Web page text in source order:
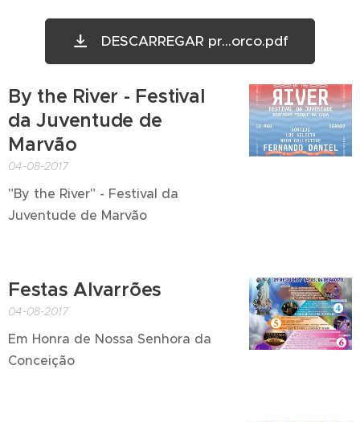
DESCARREGAR pr...orco.pdf
By the River - Festival
da Juventude de
Marvão
04-08-2017
"By the River" - Festival da
Juventude de Marvão
Festas Alvarrões
04-08-2017
Em Honra de Nossa Senhora da
Conceição